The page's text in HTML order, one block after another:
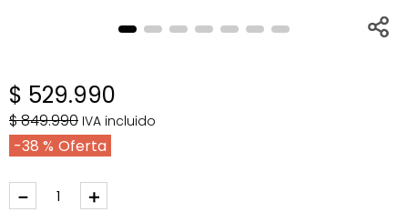
$ 529.990
$849.990 IVA incluido
38 %
＋
－